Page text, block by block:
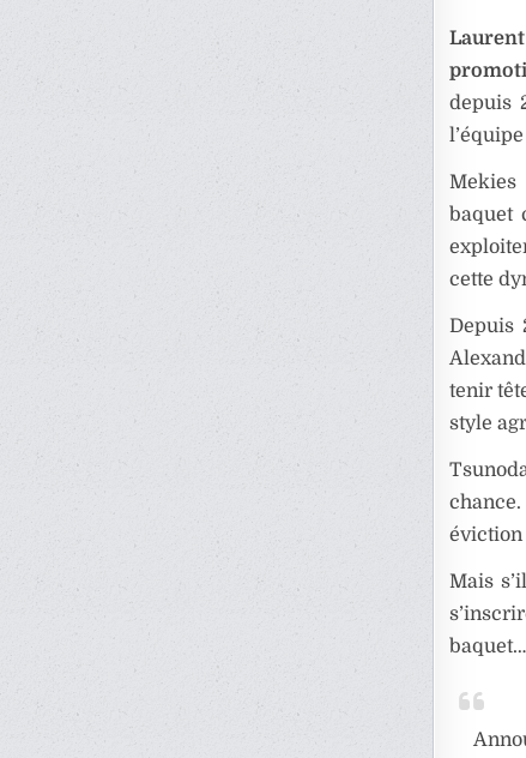
depuis
Mekies
baquet
cette
Depuis
tenir
style
éviction
Mais